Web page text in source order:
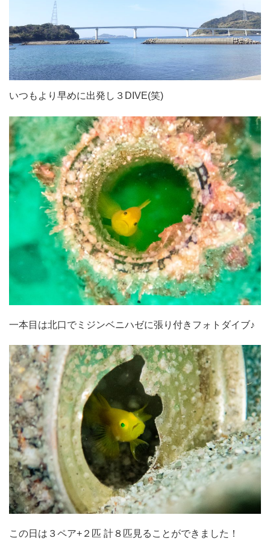
いつもより早めに出発し３DIVE(笑)
一本目は北口でミジンベニハゼに張り付きフォトダイブ♪
この日は３ペア+２匹 計８匹見ることができました！